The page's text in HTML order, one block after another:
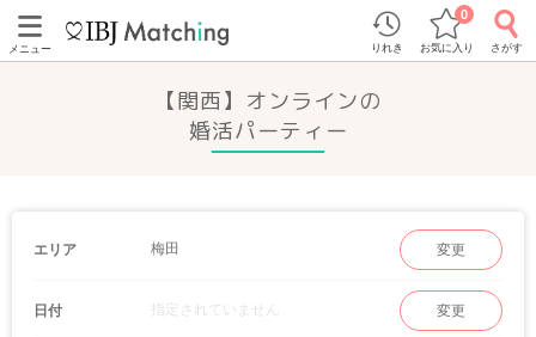
メニュー りれき お気に入り
0
さがす
【関西】オンラインの
婚活パーティー
エリア 梅田 変更
日付 指定されていません 変更